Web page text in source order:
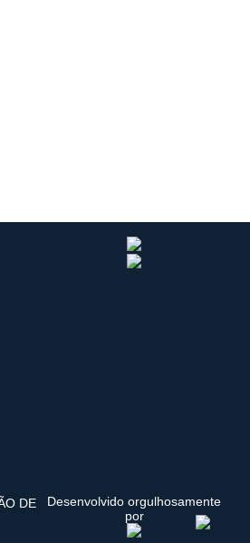
DE
Desenvolvido orgulhosamente
por